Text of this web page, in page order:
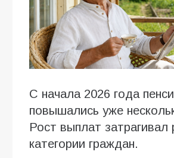
С начала 2026 года
повышались уже
Рост выплат затрагивал
категории граждан.